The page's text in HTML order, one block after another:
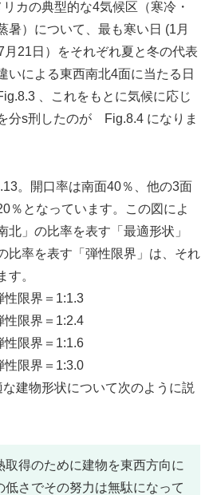
カの典型的な4気候区（寒冷・
暑）について、最も寒い日 (1月
21日）をそれぞれ夏と冬の代表
いによる東西南北4面に当たる日
、これをもとに気候に応じ
分s刑したのが Fig.8.4 になりま
。開口率は南面40％、他の3面
％となっています。この図によ
北」の比率を表す「最適形状」
比率を表す「弾性限界」は、それ
す。
性限界＝1:1.3
性限界＝1:2.4
性限界＝1:1.6
性限界＝1:3.0
建物形状について次のように説
取得のために建物を東西方向に
さでその努力は無駄になって